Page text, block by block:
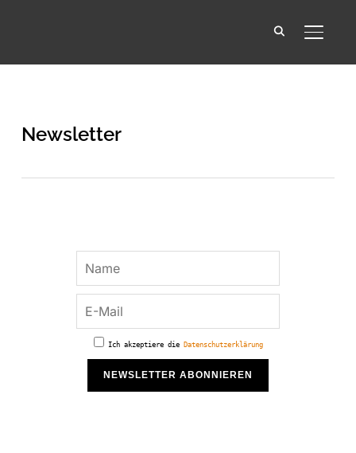
Newsletter
Ich akzeptiere die Datenschutzerklärung
NEWSLETTER ABONNIEREN